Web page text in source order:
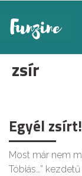
zsír
Egyél
Most már nem
Tóbiás…”